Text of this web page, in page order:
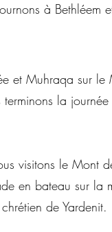
à Bethléem
et Muhraqa sur
la
visitons le Mont
en bateau sur la
de Yardenit.